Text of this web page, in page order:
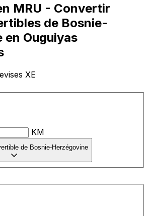
MRU - Convertir
de Bosnie-
en Ouguiyas
XE
KM
de Bosnie-Herzégovine